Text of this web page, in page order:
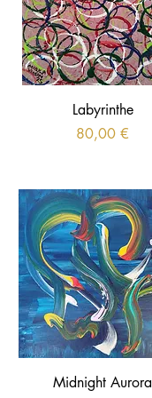
Labyrinthe
Prix
80,00 €
Midnight Aurora